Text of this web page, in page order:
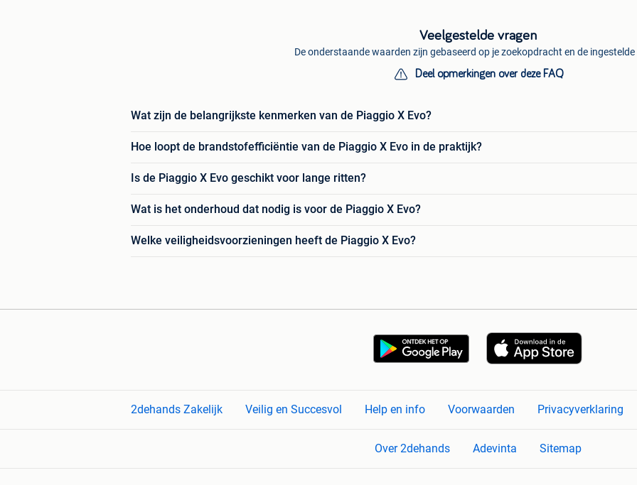
Veelgestelde vragen
De onderstaande waarden zijn gebaseerd op je zoekopdracht en de
Deel opmerkingen over deze FAQ
Wat zijn de belangrijkste kenmerken van de Piaggio X Evo?
Hoe loopt de brandstofefficiëntie van de Piaggio X Evo in de praktijk?
Is de Piaggio X Evo geschikt voor lange ritten?
Wat is het onderhoud dat nodig is voor de Piaggio X Evo?
Welke veiligheidsvoorzieningen heeft de Piaggio X Evo?
2dehands Zakelijk Veilig en Succesvol Help en info Voorwaarden Privacyverklaring
Over 2dehands Adevinta Sitemap